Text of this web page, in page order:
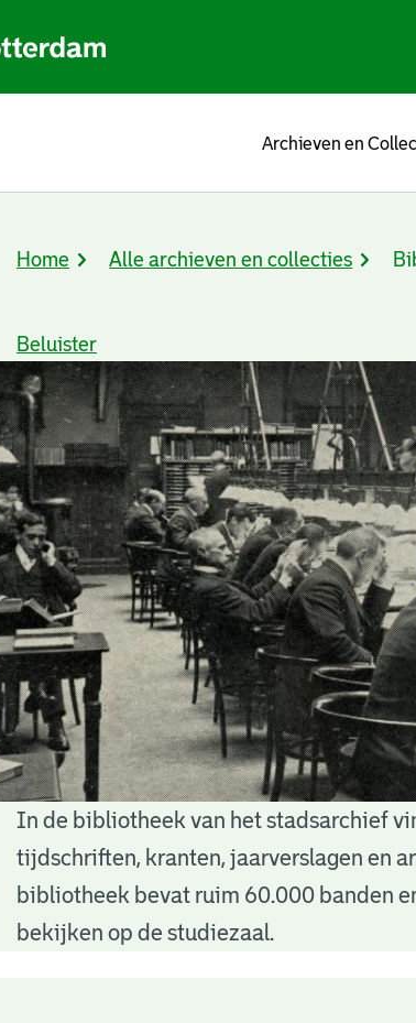
Archieven en
Kruimelpad
Home Alle archieven en collecties
Beluister
In de bibliotheek van het stadsarchief
tijdschriften, kranten, jaarverslagen en
bibliotheek bevat ruim 60.000 banden
bekijken op de studiezaal.